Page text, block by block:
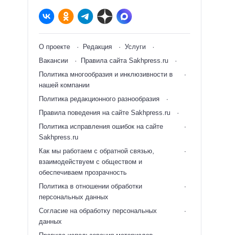
О проекте Редакция
Услуги
Вакансии
Правила сайта Sakhpress.ru
Политика многообразия и инклюзивности в
нашей компании
Политика редакционного разнообразия
Правила поведения на сайте Sakhpress.ru
Политика исправления ошибок на сайте
Sakhpress.ru
Как мы работаем с обратной связью,
взаимодействуем с обществом и
обеспечиваем прозрачность
Политика в отношении обработки
персональных данных
Согласие на обработку персональных
данных